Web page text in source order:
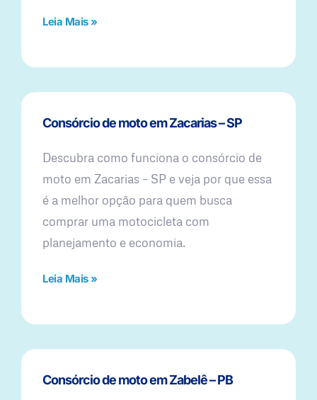
Leia Mais »
Consórcio de moto em Zacarias – SP
Descubra como funciona o consórcio de
moto em Zacarias – SP e veja por que essa
é a melhor opção para quem busca
comprar uma motocicleta com
planejamento e economia.
Leia Mais »
Consórcio de moto em Zabelê – PB